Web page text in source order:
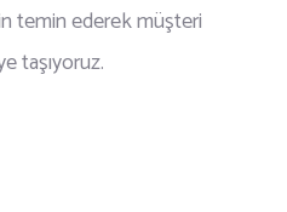
temin ederek müşteri
taşıyoruz.